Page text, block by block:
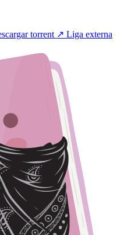
torrent ↗ Liga externa